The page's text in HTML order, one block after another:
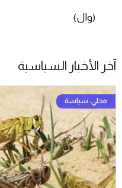
(وال)
آخر الأخبار السياسية